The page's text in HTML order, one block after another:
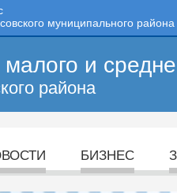
муниципального района
и
района
БИЗНЕС